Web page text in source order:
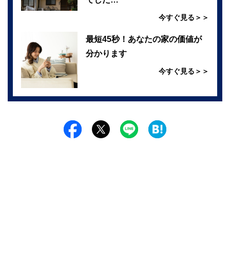
今すぐ見る＞＞
最短45秒！あなたの家の価値が
分かります
今すぐ見る＞＞